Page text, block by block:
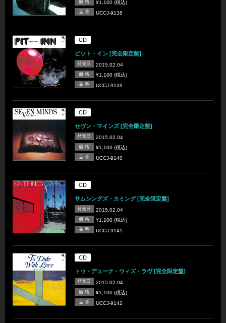
価 格 ¥1,100 (税込)
品 番 UCCJ-9138
CD
ピット・イン [完全限定盤]
発売日 2015.02.04
価 格 ¥1,100 (税込)
品 番 UCCJ-9139
CD
セヴン・マインズ [完全限定盤]
発売日 2015.02.04
価 格 ¥1,100 (税込)
品 番 UCCJ-9140
CD
サムシングズ・カミング [完全限定盤]
発売日 2015.02.04
価 格 ¥1,100 (税込)
品 番 UCCJ-9141
CD
トゥ・デューク・ウィズ・ラヴ [完全限定盤]
発売日 2015.02.04
価 格 ¥1,100 (税込)
品 番 UCCJ-9142